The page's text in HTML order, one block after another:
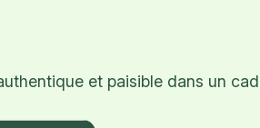
et paisible dans un